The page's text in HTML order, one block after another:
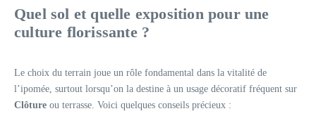
Quel sol et quelle exposition pour une
culture florissante ?
Le choix du terrain joue un rôle fondamental dans la vitalité de
l’ipomée, surtout lorsqu’on la destine à un usage décoratif fréquent sur
Clôture ou terrasse. Voici quelques conseils précieux :